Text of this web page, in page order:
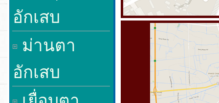
อักเสบ
ม่านตา
อักเสบ